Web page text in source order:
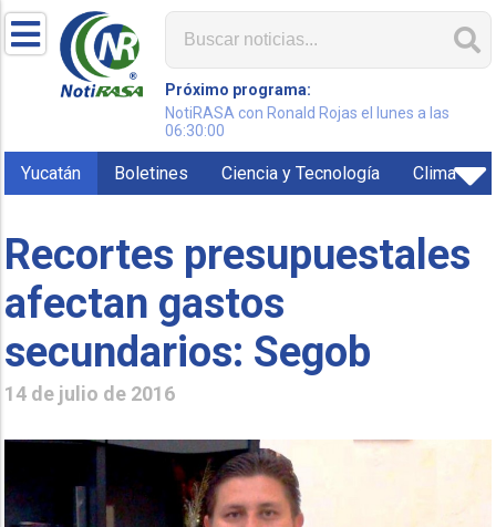
Próximo programa:
NotiRASA con Ronald Rojas el lunes a las
06:30:00
Yucatán Boletines Ciencia y Tecnología Clima
Recortes presupuestales
afectan gastos
secundarios: Segob
14 de julio de 2016